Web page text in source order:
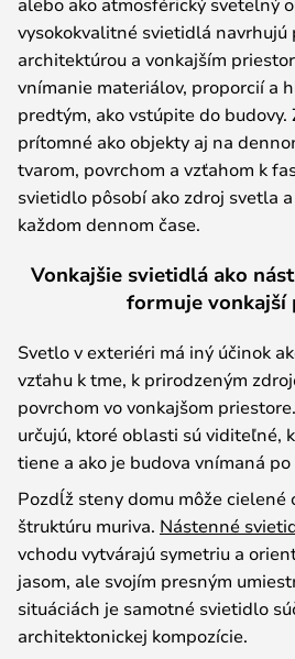
vysokokvalitné svietidlá navrhujú
architektúrou a vonkajším
vnímanie materiálov, proporcií a
predtým, ako vstúpite do budovy.
prítomné ako objekty aj na
tvarom, povrchom a vzťahom k
svietidlo pôsobí ako zdroj svetla
každom dennom čase.
Vonkajšie svietidlá ako
formuje vonkajší
Svetlo v exteriéri má iný účinok
vzťahu k tme, k prirodzeným
povrchom vo vonkajšom
určujú, ktoré oblasti sú viditeľné,
tiene a ako je budova vnímaná
Pozdĺž steny domu môže
štruktúru muriva. Nástenné
vchodu vytvárajú symetriu a
jasom, ale svojím presným
situáciách je samotné svietidlo
architektonickej kompozície.